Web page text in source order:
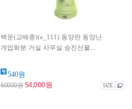
백운(교배종)(e_111) 동양란 동양난
개업화분 거실 사무실 승진선물...
540원
60000원 54,000원